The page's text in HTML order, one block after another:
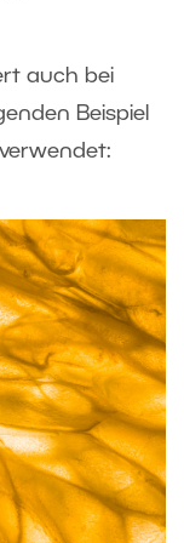
auch bei
Beispiel